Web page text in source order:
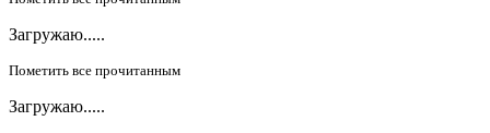
Загружаю.....
Пометить все прочитанным
Загружаю.....